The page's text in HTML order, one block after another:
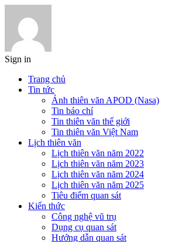
Sign in
Trang chủ
Tin tức
Ảnh thiên văn APOD (Nasa)
Tin báo chí
Tin thiên văn thế giới
Tin thiên văn Việt Nam
Lịch thiên văn
Lịch thiên văn năm 2022
Lịch thiên văn năm 2023
Lịch thiên văn năm 2024
Lịch thiên văn năm 2025
Tiêu điểm quan sát
Kiến thức
Công nghệ vũ trụ
Dụng cụ quan sát
Hướng dẫn quan sát